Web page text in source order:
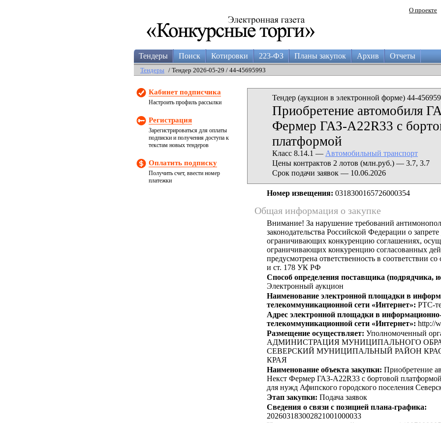
О проекте
Тендеры Поиск Котировки 223-ФЗ Планы закупок Архив Отчеты
Тендеры / Тендер 2026-05-29 / 44-45695993
Кабинет подписчика
Настроить профиль рассылки
Регистрация
Зарегистрироваться для оплаты
подписки и получения доступа к
текстам новых тендеров
Оплатить подписку
Получить счет, ввести номер
платежки
Тендер (аукцион в электронной форме) 44-
Приобретение автомобиля
Фермер ГАЗ-А22R33 с
платформой
Класс 8.14.1 — Автомобильный транспорт
Цены контрактов 2 лотов (млн.руб.) — 3.7, 3.7
Срок подачи заявок — 10.06.2026
Номер извещения: 0318300165726000354
Общая информация о закупке
Внимание! За нарушение требований
законодательства Российской Федерации о запрете
ограничивающих конкуренцию соглашениях,
ограничивающих конкуренцию согласованных
предусмотрена ответственность в соответствии
и ст. 178 УК РФ
Способ определения поставщика (подрядчика,
Электронный аукцион
Наименование электронной площадки в
телекоммуникационной сети «Интернет»: РТС-
Адрес электронной площадки в
телекоммуникационной сети «Интернет»: http://
Размещение осуществляет: Уполномоченный
АДМИНИСТРАЦИЯ МУНИЦИПАЛЬНОГО
СЕВЕРСКИЙ МУНИЦИПАЛЬНЫЙ РАЙОН
КРАЯ
Наименование объекта закупки: Приобретение
Некст Фермер ГАЗ-А22R33 с бортовой
для нужд Афипского городского поселения
Этап закупки: Подача заявок
Сведения о связи с позицией плана-графика:
202603183002821001000033